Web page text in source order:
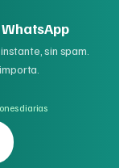
sin spam.
diarias